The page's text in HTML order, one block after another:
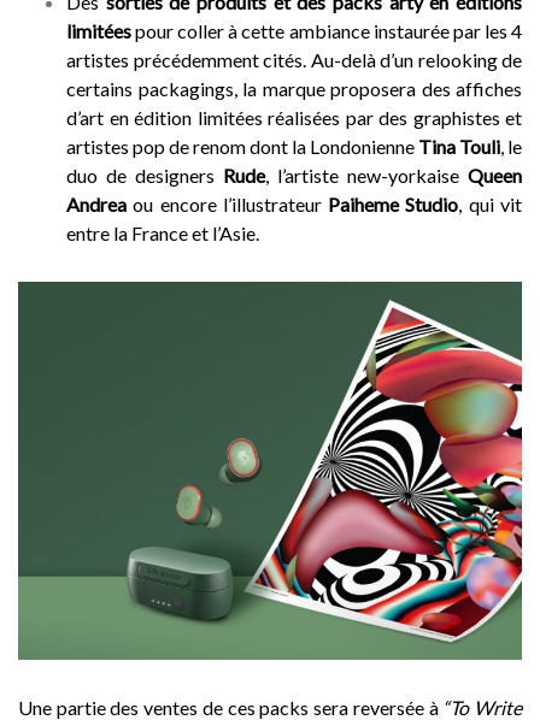
limitéespour coller à cette ambiance instaurée par les 4
artistes précédemment cités. Au-delà d’un relooking de
certains packagings, la marque proposera des affiches
d’art en édition limitées réalisées par des graphistes et
artistes pop de renom dont la Londonienne Tina Touli, le
duo de designers Rude, l’artiste new-yorkaise Queen
Andrea ou encore l’illustrateur Paiheme Studio, qui vit
entre la France et l’Asie.
Une partie des ventes de ces packs sera reversée à “To Write